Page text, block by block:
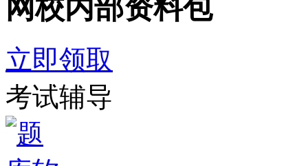
网校内部资料包
立即领取
考试辅导